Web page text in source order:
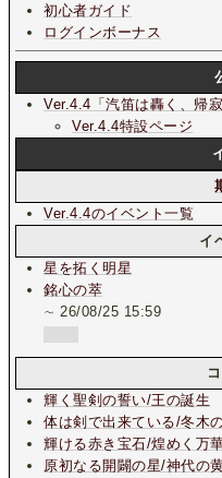
初心者ガイド
ログインボーナス
Ver.4.4「汽笛は轟く、帰
Ver.4.4特設ページ
Ver.4.4のイベント一覧
イ
星を拓く明星
銘心の萃
∼ 26/08/25 15:59
輝く聖剣の誓い/王の誕生
体は剣で出来ている/冬木
輝ける赤き宝石/煌めく万
原初なる開闢の星/神代の